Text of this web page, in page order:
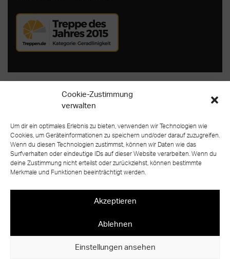
Cookie-Zustimmung
verwalten
Um dir ein optimales Erlebnis zu bieten, verwenden wir Technologien wie
Cookies, um Geräteinformationen zu speichern und/oder darauf zuzugreifen.
Wenn du diesen Technologien zustimmst, können wir Daten wie das
Surfverhalten oder eindeutige IDs auf dieser Website verarbeiten. Wenn du
deine Zustimmung nicht erteilst oder zurückziehst, können bestimmte
Merkmale und Funktionen beeinträchtigt werden.
Akzeptieren
Ablehnen
Einstellungen ansehen
AUSGANGSSITUATION
TREPPE DES JAHRES 2015 VON TREPPEN.DE
Natürlichkeit ist das Leitmotiv beim Bau von
Treppenanlagen für Holzhäuser. Schließlich müssen
die Treppen zum Stil des Hauses passen. Für ein neu
Treppenanlagen bietet, wurde deshalb eine
zweiläufige Massivholztreppe gestaltet, die ohne
Stattdessen kommen fast alle Arten handwerklicher